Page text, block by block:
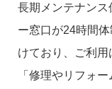
長期メンテナンス
ー窓口が24時間
けており、ご利用
「修理やリフォ